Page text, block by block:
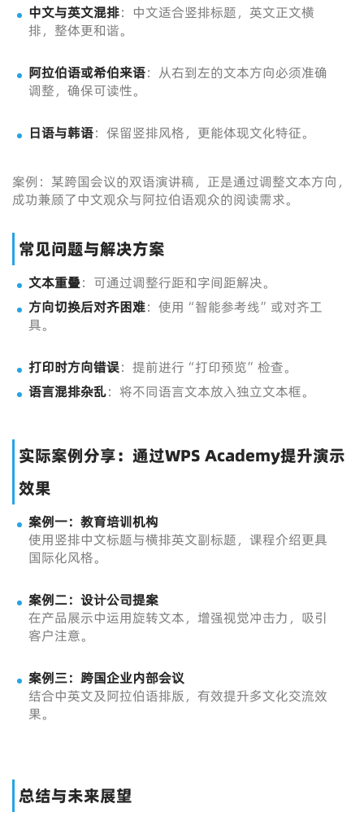
中文与英文混排：中文适合竖排标题，英文正文横
排，整体更和谐。
阿拉伯语或希伯来语：从右到左的文本方向必须准确
调整，确保可读性。
日语与韩语：保留竖排风格，更能体现文化特征。
案例：某跨国会议的双语演讲稿，正是通过调整文本方向，
成功兼顾了中文观众与阿拉伯语观众的阅读需求。
常见问题与解决方案
文本重叠：可通过调整行距和字间距解决。
方向切换后对齐困难：使用“智能参考线”或对齐工
具。
打印时方向错误：提前进行“打印预览”检查。
语言混排杂乱：将不同语言文本放入独立文本框。
实际案例分享：通过WPS Academy提升演示
效果
案例一：教育培训机构
使用竖排中文标题与横排英文副标题，课程介绍更具
国际化风格。
案例二：设计公司提案
在产品展示中运用旋转文本，增强视觉冲击力，吸引
客户注意。
案例三：跨国企业内部会议
结合中英文及阿拉伯语排版，有效提升多文化交流效
果。
总结与未来展望